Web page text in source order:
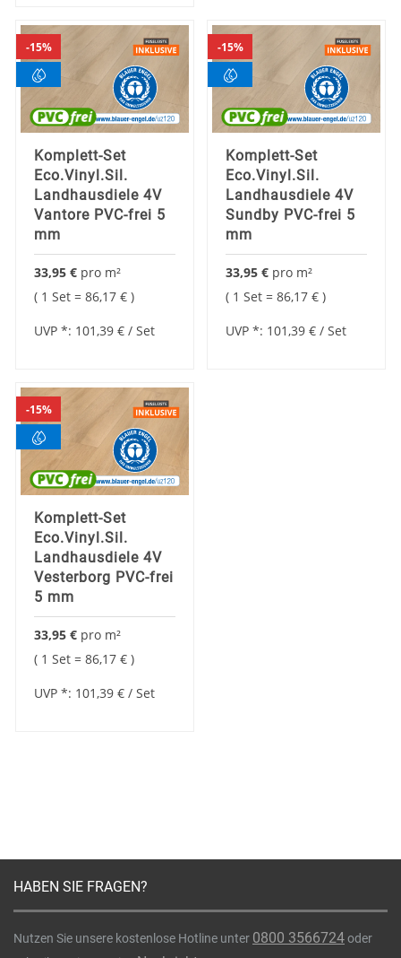
15%
Komplett-Set
Eco.Vinyl.Sil.
Landhausdiele 4V
Vantore PVC-frei 5
mm
33,95 € pro m²
1 Set = 86,17 €
UVP *: 101,39 € / Set
15%
Komplett-Set
Eco.Vinyl.Sil.
Landhausdiele 4V
Sundby PVC-frei 5
mm
33,95 € pro m²
1 Set = 86,17 €
UVP *: 101,39 € / Set
15%
Komplett-Set
Eco.Vinyl.Sil.
Landhausdiele 4V
Vesterborg PVC-frei
5 mm
33,95 € pro m²
1 Set = 86,17 €
UVP *: 101,39 € / Set
HABEN SIE FRAGEN?
Nutzen Sie unsere kostenlose Hotline unter 0800 3566724oder